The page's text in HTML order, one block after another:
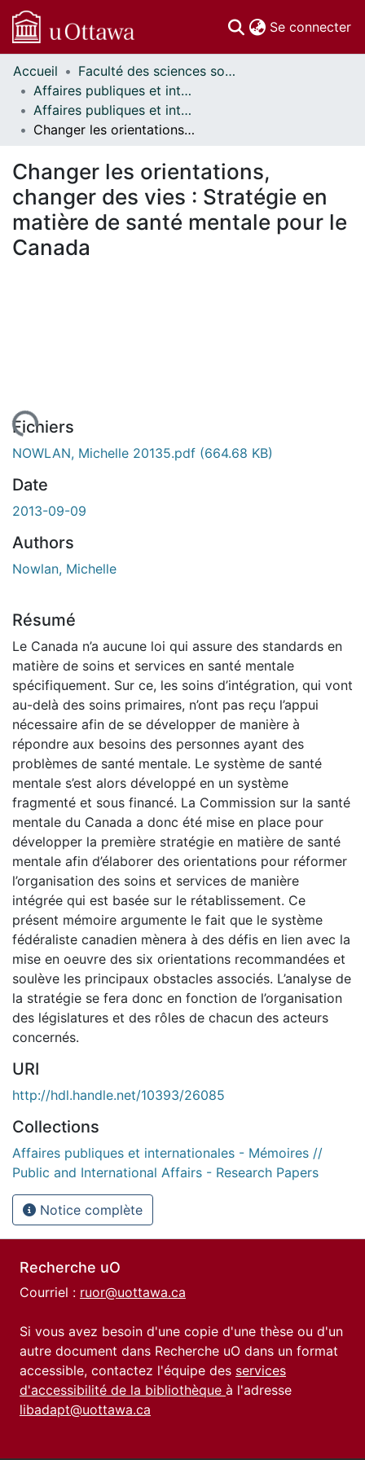
Se connecter
Communautés
et collections
Parcourir
Statistiques
À propos
Accueil
Faculté des sciences sociales // Faculty of Social Sciences
Affaires publiques et internationales // Public and International Affairs
Affaires publiques et internationales - Mémoires // Public and International Affairs - Research Papers
Changer les orientations, changer des vies : Stratégie en matière de santé mentale pour le Canada
Changer les orientations,
changer des vies : Stratégie en
matière de santé mentale pour le
Canada
Fichiers
NOWLAN, Michelle 20135.pdf (664.68 KB)
Date
2013-09-09
Authors
Nowlan, Michelle
Résumé
Le Canada n’a aucune loi qui assure des standards en
matière de soins et services en santé mentale
spécifiquement. Sur ce, les soins d’intégration, qui vont
au-delà des soins primaires, n’ont pas reçu l’appui
nécessaire afin de se développer de manière à
répondre aux besoins des personnes ayant des
problèmes de santé mentale. Le système de santé
mentale s’est alors développé en un système
fragmenté et sous financé. La Commission sur la santé
mentale du Canada a donc été mise en place pour
développer la première stratégie en matière de santé
mentale afin d’élaborer des orientations pour réformer
l’organisation des soins et services de manière
intégrée qui est basée sur le rétablissement. Ce
présent mémoire argumente le fait que le système
fédéraliste canadien mènera à des défis en lien avec la
mise en oeuvre des six orientations recommandées et
soulève les principaux obstacles associés. L’analyse de
la stratégie se fera donc en fonction de l’organisation
des législatures et des rôles de chacun des acteurs
concernés.
URI
http://hdl.handle.net/10393/26085
Collections
Affaires publiques et internationales - Mémoires //
Public and International Affairs - Research Papers
Notice complète
Recherche uO
Courriel : ruor@uottawa.ca
Si vous avez besoin d'une copie d'une thèse ou d'un
autre document dans Recherche uO dans un format
accessible, contactez l'équipe des services
d'accessibilité de la bibliothèque à l'adresse
libadapt@uottawa.ca